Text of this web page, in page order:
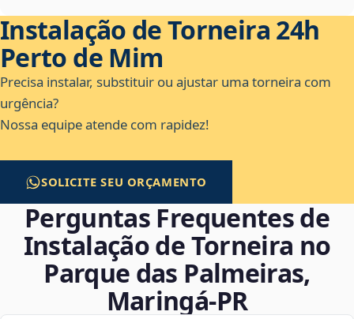
Instalação de Torneira 24h
Perto de Mim
Precisa instalar, substituir ou ajustar uma torneira com
urgência?
Nossa equipe atende com rapidez!
SOLICITE SEU ORÇAMENTO
Perguntas Frequentes de
Instalação de Torneira no
Parque das Palmeiras,
Maringá‑PR